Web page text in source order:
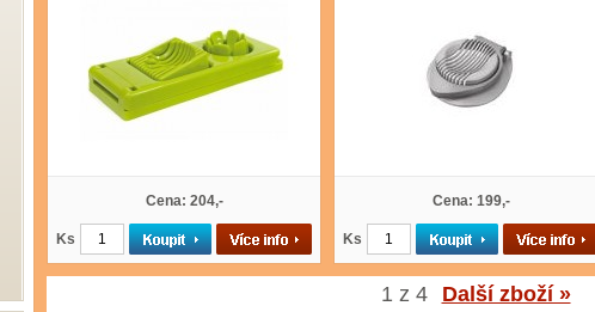
Cena: 204,-
Ks
Cena: 199,-
Ks
1 z 4 Další zboží »